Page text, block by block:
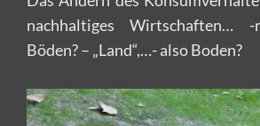
nachhaltiges Wirtschaften…
Böden? – „Land“,…- also Boden?